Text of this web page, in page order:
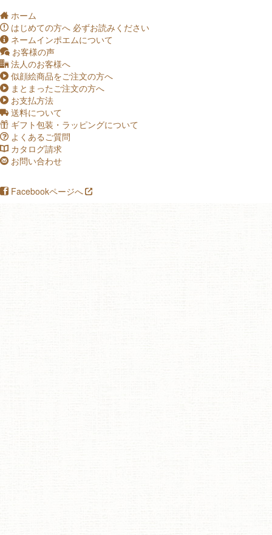
q ホーム
a はじめての方へ 必ずお読みください
c ネームインポエムについて
o お客様の声
s 法人のお客様へ
p 似顔絵商品をご注文の方へ
p まとまったご注文の方へ
p お支払方法
t 送料について
f ギフト包装・ラッピングについて
u よくあるご質問
_ カタログ請求
v お問い合わせ
i Facebookページへ !